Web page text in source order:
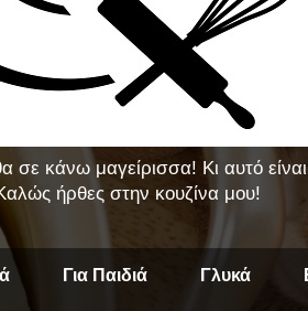
σε κάνω μαγείρισσα! Κι αυτό
ήρθες στην κουζίνα μου!
Για Παιδιά Γλυκά